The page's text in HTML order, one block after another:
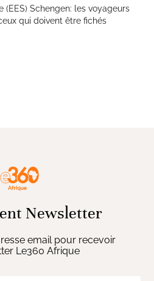
(EES) Schengen: les voyageurs
qui doivent être fichés
Newsletter
email pour recevoir
Le360 Afrique